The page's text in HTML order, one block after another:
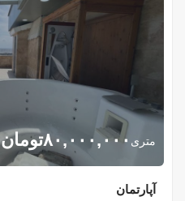
متری ۸۰,۰۰۰,۰۰۰تومان
آپارتمان